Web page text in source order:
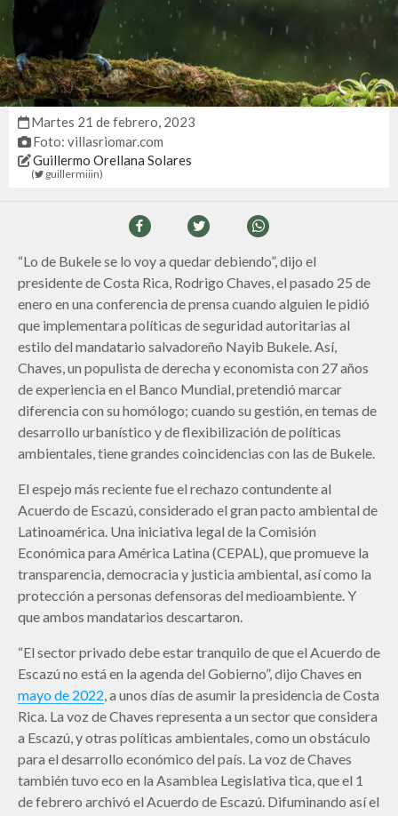
martes 21 de febrero, 2023
Foto: villasriomar.com
Guillermo Orellana Solares
( guillermiiin)
“Lo de Bukele se lo voy a quedar debiendo”, dijo el
presidente de Costa Rica, Rodrigo Chaves, el pasado 25 de
enero en una conferencia de prensa cuando alguien le pidió
que implementara políticas de seguridad autoritarias al
estilo del mandatario salvadoreño Nayib Bukele. Así,
Chaves, un populista de derecha y economista con 27 años
de experiencia en el Banco Mundial, pretendió marcar
diferencia con su homólogo; cuando su gestión, en temas de
desarrollo urbanístico y de flexibilización de políticas
ambientales, tiene grandes coincidencias con las de Bukele.
El espejo más reciente fue el rechazo contundente al
Acuerdo de Escazú, considerado el gran pacto ambiental de
Latinoamérica. Una iniciativa legal de la Comisión
Económica para América Latina (CEPAL), que promueve la
transparencia, democracia y justicia ambiental, así como la
protección a personas defensoras del medioambiente. Y
que ambos mandatarios descartaron.
“El sector privado debe estar tranquilo de que el Acuerdo de
Escazú no está en la agenda del Gobierno”, dijo Chaves en
mayo de 2022, a unos días de asumir la presidencia de Costa
Rica. La voz de Chaves representa a un sector que considera
a Escazú, y otras políticas ambientales, como un obstáculo
para el desarrollo económico del país. La voz de Chaves
también tuvo eco en la Asamblea Legislativa tica, que el 1
de febrero archivó el Acuerdo de Escazú. Difuminando así el